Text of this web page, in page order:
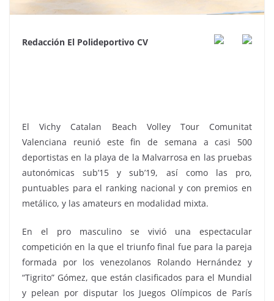
Redacción El Polideportivo CV
El Vichy Catalan Beach Volley Tour Comunitat
Valenciana reunió este fin de semana a casi 500
deportistas en la playa de la Malvarrosa en las pruebas
autonómicas sub’15 y sub’19, así como las pro,
puntuables para el ranking nacional y con premios en
metálico, y las amateurs en modalidad mixta.
En el pro masculino se vivió una espectacular
competición en la que el triunfo final fue para la pareja
formada por los venezolanos Rolando Hernández y
“Tigrito” Gómez, que están clasificados para el Mundial
y pelean por disputar los Juegos Olímpicos de París